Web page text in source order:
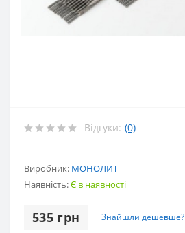
Відгуки: (0)
Виробник: МОНОЛИТ
Наявність:Є в наявності
535 грн Знайшли дешевше?